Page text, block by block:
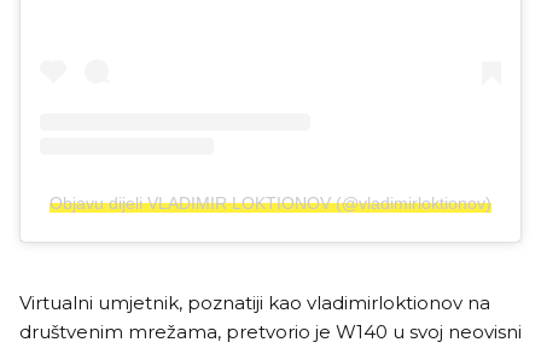
Objavu dijeli VLADIMIR LOKTIONOV (@vladimirloktionov)
Virtualni umjetnik, poznatiji kao vladimirloktionov na
društvenim mrežama, pretvorio je W140 u svoj neovisni